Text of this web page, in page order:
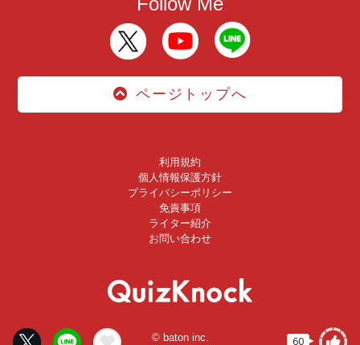
60
ページトップへ
利用規約
個人情報保護方針
プライバシーポリシー
免責事項
ライター紹介
お問い合わせ
© baton inc.